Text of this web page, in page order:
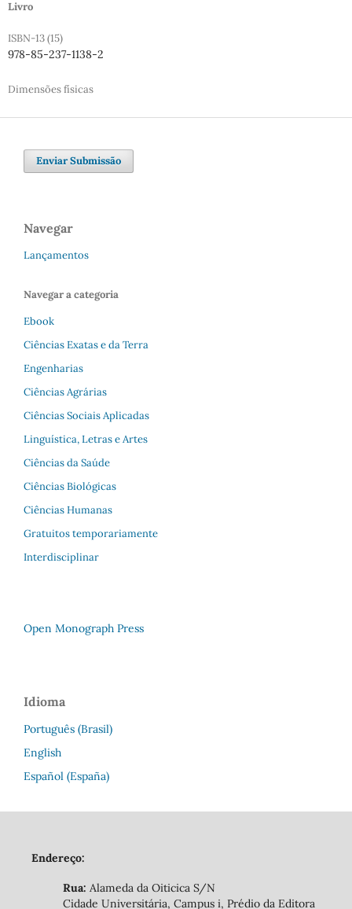
Livro
ISBN-13 (15)
978-85-237-1138-2
Dimensões físicas
Enviar Submissão
Navegar
Lançamentos
Navegar a categoria
Ebook
Ciências Exatas e da Terra
Engenharias
Ciências Agrárias
Ciências Sociais Aplicadas
Linguística, Letras e Artes
Ciências da Saúde
Ciências Biológicas
Ciências Humanas
Gratuitos temporariamente
Interdisciplinar
Open Monograph Press
Idioma
Português (Brasil)
English
Español (España)
Endereço:
Rua: Alameda da Oiticica S/N
Cidade Universitária, Campus i, Prédio da Editora